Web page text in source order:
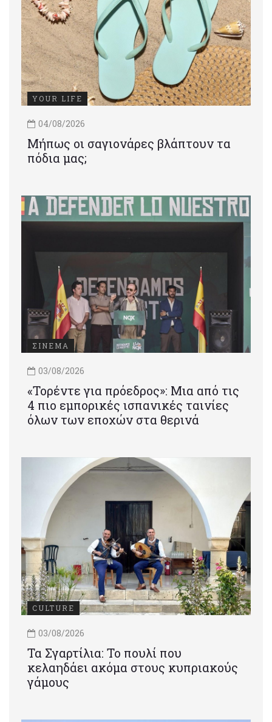
YOUR LIFE
04/08/2026
Μήπως οι σαγιονάρες βλάπτουν τα
πόδια μας;
ΣΙΝΕΜΑ
03/08/2026
«Τορέντε για πρόεδρος»: Mια από τις
4 πιο εμπορικές ισπανικές ταινίες
όλων των εποχών στα θερινά
CULTURE
03/08/2026
Τα Σγαρτίλια: Το πουλί που
κελαηδάει ακόμα στους κυπριακούς
γάμους